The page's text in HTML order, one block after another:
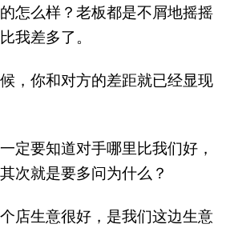
怎么样？老板都是不屑地摇摇
我差多了。
，你和对方的差距就已经显现
定要知道对手哪里比我们好，
次就是要多问为什么？
店生意很好，是我们这边生意